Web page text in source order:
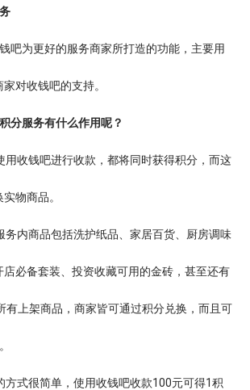
吧为更好的服务商家所打造的功能，主要用
对收钱吧的支持。
分服务有什么作用呢？
用收钱吧进行收款，都将同时获得积分，而这
物商品。
务内商品包括洗护纸品、家居百货、厨房调味
必备套装、投资收藏可用的金砖，甚至还有
有上架商品，商家皆可通过积分兑换，而且可
方式很简单，使用收钱吧收款100元可得1积